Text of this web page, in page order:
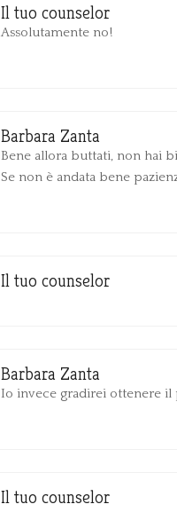
Il tuo counselor
Assolutamente no!
Barbara Zanta
Bene allora buttati, non hai
Se non è andata bene
Il tuo counselor
Barbara Zanta
Io invece gradirei ottenere il
Il tuo counselor